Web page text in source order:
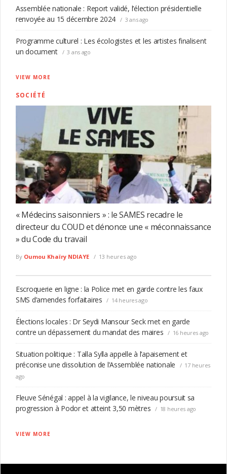
Assemblée nationale : Report validé, l’élection présidentielle
renvoyée au 15 décembre 2024
3 ans ago
Programme culturel : Les écologistes et les artistes finalisent
un document
3 ans ago
VIEW MORE
SOCIÉTÉ
« Médecins saisonniers » : le SAMES recadre le
directeur du COUD et dénonce une « méconnaissance
» du Code du travail
By Oumou Khaïry NDIAYE 13 heures ago
Escroquerie en ligne : la Police met en garde contre les faux
SMS d’amendes forfaitaires
14 heures ago
Élections locales : Dr Seydi Mansour Seck met en garde
contre un dépassement du mandat des maires
16 heures ago
Situation politique : Talla Sylla appelle à l’apaisement et
préconise une dissolution de l’Assemblée nationale
17 heures
ago
Fleuve Sénégal : appel à la vigilance, le niveau poursuit sa
progression à Podor et atteint 3,50 mètres
18 heures ago
VIEW MORE